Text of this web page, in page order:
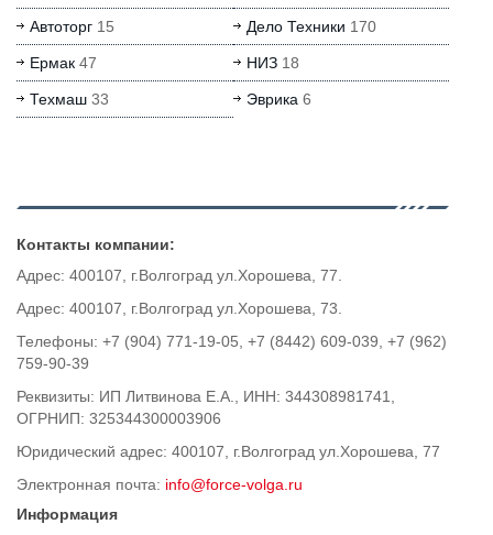
Автоторг 15 Дело Техники 170
Ермак 47 НИЗ18
Техмаш 33 Эврика 6
Контакты компании:
Адрес: 400107, г.Волгоград ул.Хорошева, 77.
Адрес: 400107, г.Волгоград ул.Хорошева, 73.
Телефоны: +7 (904) 771-19-05, +7 (8442) 609-039, +7 (962)
759-90-39
Реквизиты: ИП Литвинова Е.А., ИНН: 344308981741,
ОГРНИП: 325344300003906
Юридический адрес: 400107, г.Волгоград ул.Хорошева, 77
Электронная почта: info@force-volga.ru
Информация